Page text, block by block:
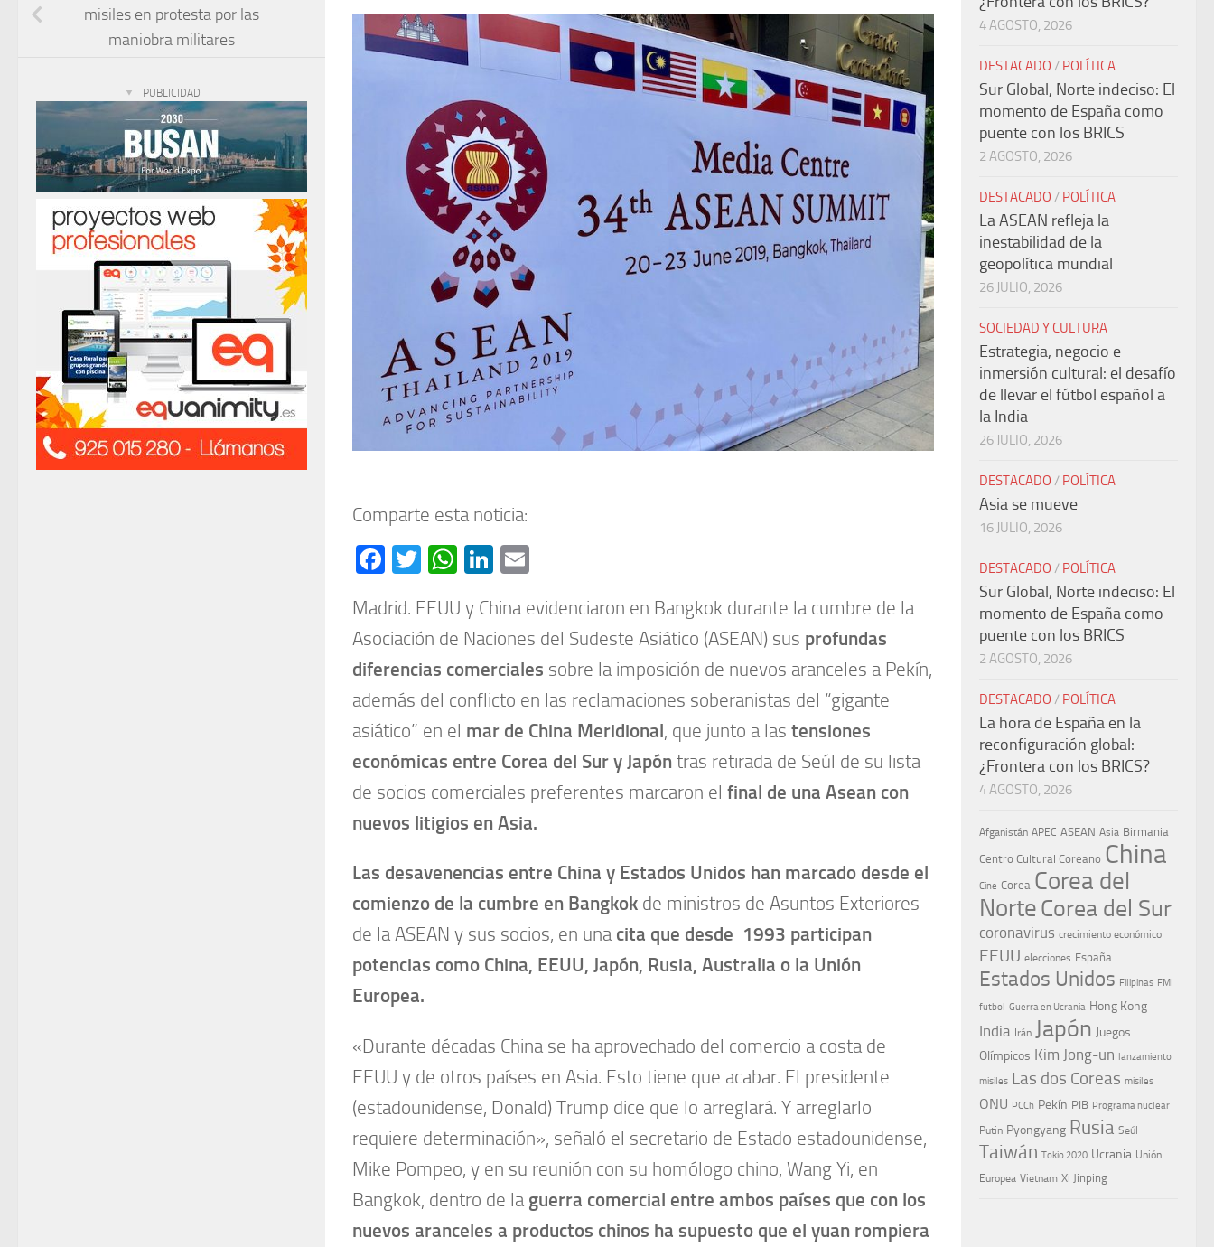
Comparte esta noticia:
Facebook
Twitter
WhatsApp
LinkedIn
Madrid. EEUU y China evidenciaron en Bangkok durante la cumbre de la
Asociación de Naciones del Sudeste Asiático (ASEAN) sus profundas
diferencias comerciales sobre la imposición de nuevos aranceles a Pekín,
además del conflicto en las reclamaciones soberanistas del “gigante
asiático” en el mar de China Meridional, que junto a las tensiones
económicas entre Corea del Sur y Japón tras retirada de Seúl de su lista
de socios comerciales preferentes marcaron el final de una Asean con
nuevos litigios en Asia.
Las desavenencias entre China y Estados Unidos han marcado desde el
comienzo de la cumbre en Bangkok de ministros de Asuntos Exteriores
de la ASEAN y sus socios, en una cita que desde 1993 participan
potencias como China, EEUU, Japón, Rusia, Australia o la Unión
Europea.
«Durante décadas China se ha aprovechado del comercio a costa de
EEUU y de otros países en Asia. Esto tiene que acabar. El presidente
(estadounidense, Donald) Trump dice que lo arreglará. Y arreglarlo
requiere determinación», señaló el secretario de Estado estadounidense,
Mike Pompeo, y en su reunión con su homólogo chino, Wang Yi, en
Bangkok, dentro de la guerra comercial entre ambos países que con los
nuevos aranceles a productos chinos ha supuesto que el yuan rompiera
misiles en protesta por las
maniobra militares
PUBLICIDAD
4 AGOSTO, 2026
DESTACADO / POLÍTICA
Sur Global, Norte indeciso: El
momento de España como
puente con los BRICS
2 AGOSTO, 2026
DESTACADO / POLÍTICA
La ASEAN refleja la
inestabilidad de la
geopolítica mundial
26 JULIO, 2026
SOCIEDAD Y CULTURA
Estrategia, negocio e
inmersión cultural: el desafío
de llevar el fútbol español a
la India
26 JULIO, 2026
DESTACADO / POLÍTICA
Asia se mueve
16 JULIO, 2026
DESTACADO / POLÍTICA
Sur Global, Norte indeciso: El
momento de España como
puente con los BRICS
2 AGOSTO, 2026
DESTACADO / POLÍTICA
La hora de España en la
reconfiguración global:
¿Frontera con los BRICS?
4 AGOSTO, 2026
Afganistán APEC ASEAN Asia Birmania
Centro Cultural Coreano China
Cine Corea Corea del
NorteCorea del Sur
coronavirus crecimiento económico
EEUU elecciones España
Estados Unidos Filipinas FMI
futbol Guerra en Ucrania Hong Kong
India Irán Japón Juegos
Olímpicos Kim Jong-un lanzamiento
misiles Las dos Coreas misiles
ONU PCCh Pekín PIB Programa nuclear
Putin Pyongyang Rusia Seúl
Taiwán Tokio 2020 Ucrania Unión
Europea Vietnam Xi Jinping